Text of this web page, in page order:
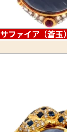
サファイア（蒼玉